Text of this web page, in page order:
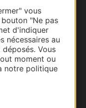
vous
"Ne pas
d'indiquer
nécessaires au
Vous
moment ou
notre politique